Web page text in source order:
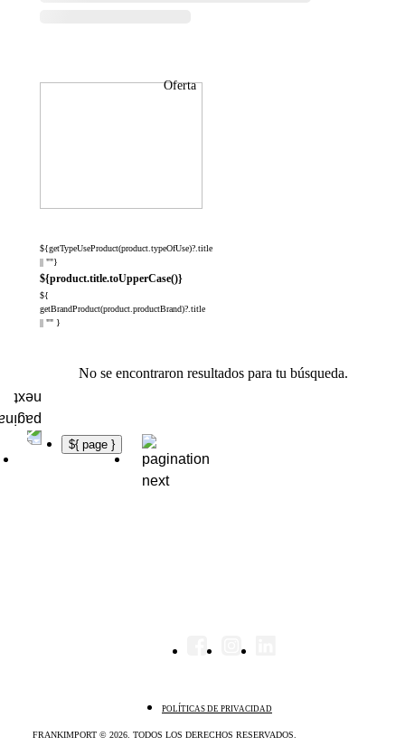
Oferta
${getTypeUseProduct(product.typeOfUse)?.title
|| ""}
${product.title.toUpperCase()}
${
getBrandProduct(product.productBrand)?.title
|| "" }
No se encontraron resultados para tu búsqueda.
${ page }
FRANKIMPORT © 2026. TODOS LOS DERECHOS RESERVADOS.
POLÍTICAS DE PRIVACIDAD